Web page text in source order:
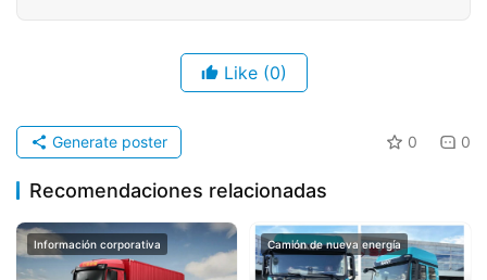
Like (0)
0 0
Generate poster
Recomendaciones relacionadas
Información corporativa Camión de nueva energía